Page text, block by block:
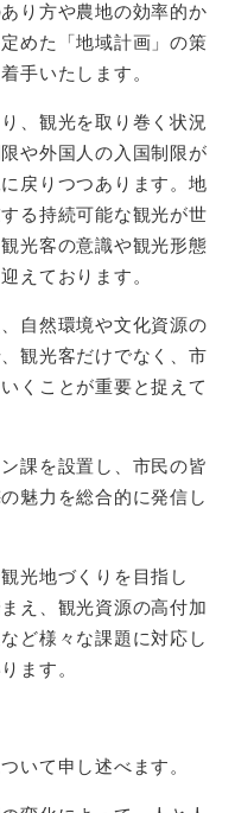
り方や農地の効率的か
めた「地域計画」の策
手いたします。
、観光を取り巻く状況
や外国人の入国制限が
戻りつつあります。地
る持続可能な観光が世
光客の意識や観光形態
えております。
自然環境や文化資源の
観光客だけでなく、市
くことが重要と捉えて
課を設置し、市民の皆
魅力を総合的に発信し
光地づくりを目指し
え、観光資源の高付加
ど様々な課題に対応し
ます。
いて申し述べます。